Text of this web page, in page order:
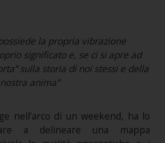
la propria vibrazione
significato e, se ci si apre ad
sulla storia di noi stessi e della
nostra anima”
nell’arco di un weekend, ha lo
a delineare una mappa